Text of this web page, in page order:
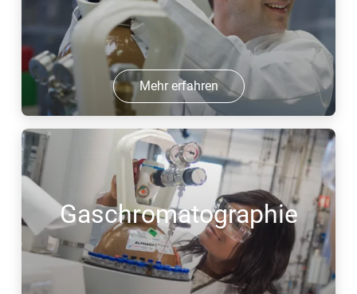
Mehr erfahren
Gaschromatographie